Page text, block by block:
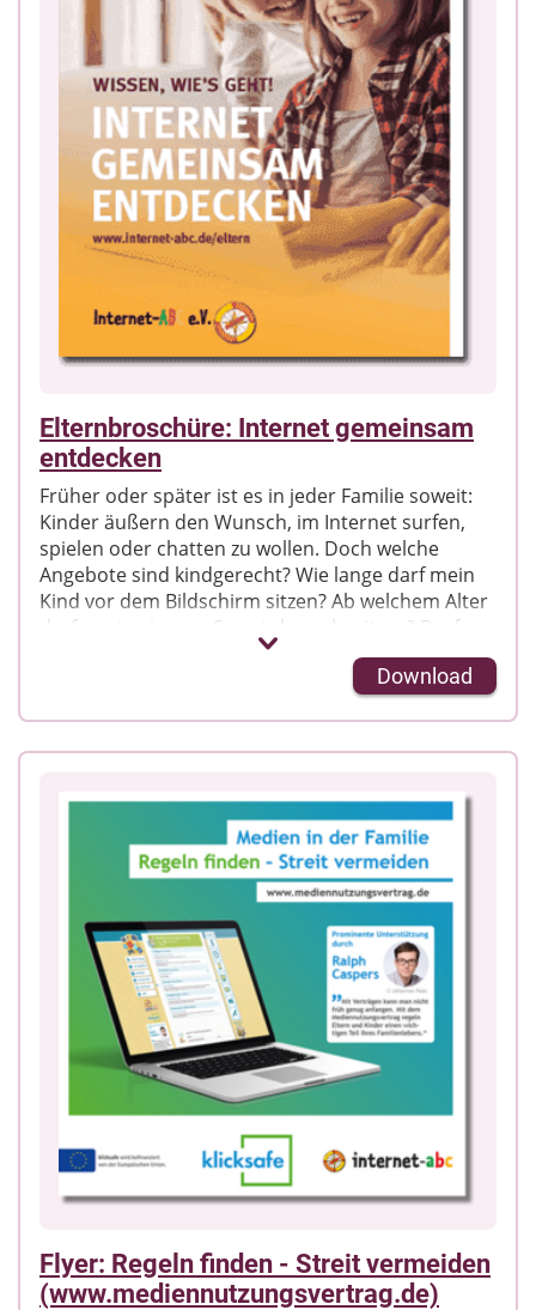
Elternbroschüre: Internet gemeinsam
entdecken
Früher oder später ist es in jeder Familie soweit:
Kinder äußern den Wunsch, im Internet surfen,
spielen oder chatten zu wollen. Doch welche
Angebote sind kindgerecht? Wie lange darf mein
Kind vor dem Bildschirm sitzen? Ab welchem Alter
darf es ein eigenes Smartphone besitzen? Darf
oder soll ich kontrollieren, was mein Kind im
Internet macht? Wenn es darum geht, Kinder
verantwortungsvoll in die digitale Medienwelt zu
entdecken" informiert kompakt, wie Eltern ihre
Kinder bei den ersten Schritten ins Netz begleiten
können. Alltägliche Fragen rund um die
Mediennutzung werden beantwortet, Tipps und
Empfehlungen zum Einstieg ins Internet geliefert.
Wichtig ist dabei das Gemeinsame von Eltern und
Kinder. Denn Regeln alleine sind nicht alles.
Ebenso notwendig ist es, ein gegenseitiges
Vertrauen aufzubauen, Interesse zu zeigen, Hilfe
anzubieten und Vorbild zu sein. Nur so können
Kinder lernen, Medien selbstständig und
verantwortungsvoll zu nutzen.
Download
Flyer: Regeln finden - Streit vermeiden
(www.mediennutzungsvertrag.de)